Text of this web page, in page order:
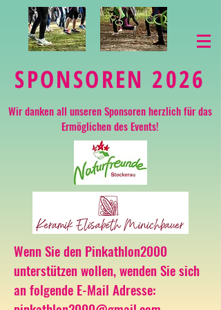
SPONSOREN 2026
Wir danken all unseren Sponsoren herzlich für das
Ermöglichen des Events!
Wenn Sie den Pinkathlon2000
unterstützen wollen, wenden Sie sich
an folgende E-Mail Adresse: